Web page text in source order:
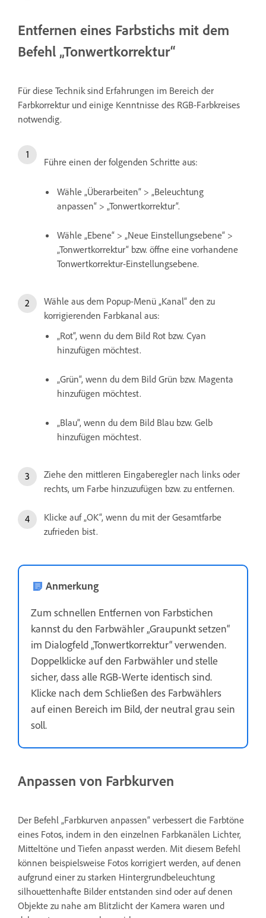
Entfernen eines Farbstichs mit dem
Befehl „Tonwertkorrektur“
Für diese Technik sind Erfahrungen im Bereich der
Farbkorrektur und einige Kenntnisse des RGB-Farbkreises
notwendig.
Führe einen der folgenden Schritte aus:
Wähle „Überarbeiten“ > „Beleuchtung
anpassen“ > „Tonwertkorrektur“.
Wähle „Ebene“ > „Neue Einstellungsebene“ >
„Tonwertkorrektur“ bzw. öffne eine vorhandene
Tonwertkorrektur-Einstellungsebene.
Wähle aus dem Popup-Menü „Kanal“ den zu
korrigierenden Farbkanal aus:
„Rot“, wenn du dem Bild Rot bzw. Cyan
hinzufügen möchtest.
„Grün“, wenn du dem Bild Grün bzw. Magenta
hinzufügen möchtest.
„Blau“, wenn du dem Bild Blau bzw. Gelb
hinzufügen möchtest.
Ziehe den mittleren Eingaberegler nach links oder
rechts, um Farbe hinzuzufügen bzw. zu entfernen.
Klicke auf „OK“, wenn du mit der Gesamtfarbe
zufrieden bist.
Anmerkung
Zum schnellen Entfernen von Farbstichen
kannst du den Farbwähler „Graupunkt setzen“
im Dialogfeld „Tonwertkorrektur“ verwenden.
Doppelklicke auf den Farbwähler und stelle
sicher, dass alle RGB-Werte identisch sind.
Klicke nach dem Schließen des Farbwählers
auf einen Bereich im Bild, der neutral grau sein
soll.
Anpassen von Farbkurven
Der Befehl „Farbkurven anpassen“ verbessert die Farbtöne
eines Fotos, indem in den einzelnen Farbkanälen Lichter,
Mitteltöne und Tiefen anpasst werden. Mit diesem Befehl
können beispielsweise Fotos korrigiert werden, auf denen
aufgrund einer zu starken Hintergrundbeleuchtung
silhouettenhafte Bilder entstanden sind oder auf denen
Objekte zu nahe am Blitzlicht der Kamera waren und